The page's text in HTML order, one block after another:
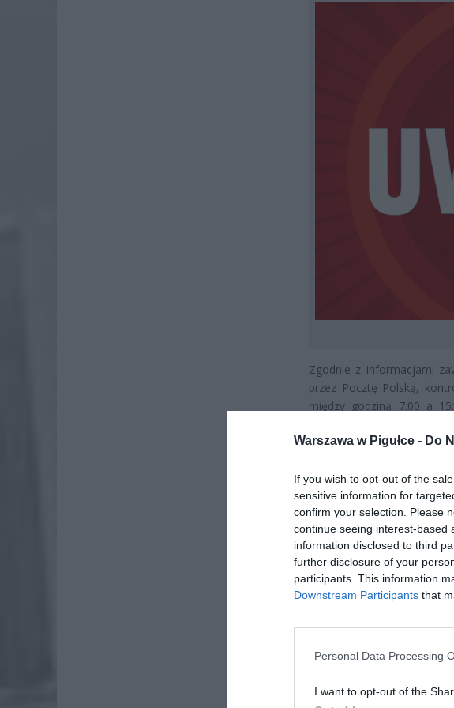
Warszawa w Pigułce - Do
If you wish to opt-out of the
sensitive information for
confirm your selection. Please
continue seeing interest-based
information disclosed to third
further disclosure of your
participants. This information
Downstream Participants that
Personal Data Processing
I want to opt-out of the
Zgodnie z informacjami
przez Pocztę Polską,
między godziną 7:00 a
kontrole w domach
zarejestrował odbiornik, a
się podejrzenia co do